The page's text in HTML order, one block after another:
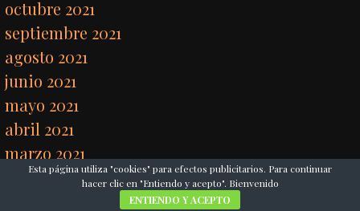
octubre 2021
septiembre 2021
agosto 2021
junio 2021
mayo 2021
abril 2021
marzo 2021
febrero 2021
Esta página utiliza "cookies" para efectos publicitarios. Para continuar
hacer clic en "Entiendo y acepto". Bienvenido
ENTIENDO Y ACEPTO